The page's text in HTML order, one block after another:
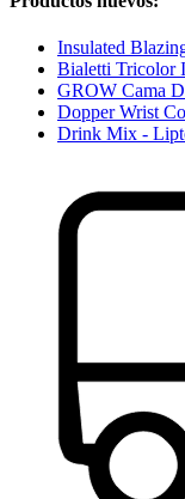
Insulated
Bialetti Tricolor
GROW Cama
Dopper Wrist
Drink Mix -